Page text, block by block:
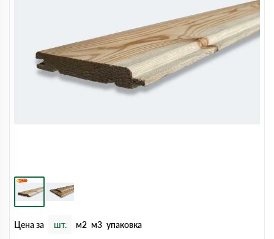
Цена за шт. м2 м3 упаковка